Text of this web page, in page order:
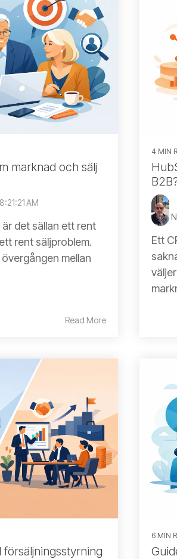
marknad och sälj
AM
det sällan ett rent
rent säljproblem.
mellan
Read More
4 MIN
Ett
6 MIN